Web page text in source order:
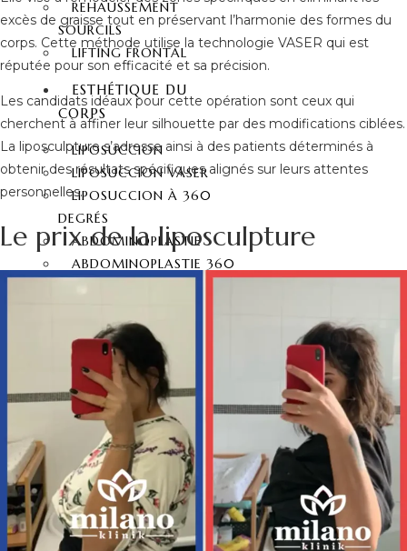
REHAUSSEMENT
SOURCILS
LIFTING FRONTAL
ESTHÉTIQUE DU
CORPS
LIPOSUCCION
LIPOSUCCION VASER
LIPOSUCCION À 360
DEGRÉS
ABDOMINOPLASTIE
ABDOMINOPLASTIE 360
SIX PACK CHIRURGIE
LIFTING DES BRAS
LIFTING DU COU
LIFTING DES CUISSES
LIFTING DU DOS
LIPOSUCCION VASER HI
DEF
HYMÉNOPLASTIE
LABIAPLASTIE
excès de graisse tout en préservant l’harmonie des formes du
corps. Cette méthode utilise la technologie VASER qui est
réputée pour son efficacité et sa précision.
Les candidats idéaux pour cette opération sont ceux qui
cherchent à affiner leur silhouette par des modifications ciblées.
La liposculpture s’adresse ainsi à des patients déterminés à
obtenir des résultats spécifiques alignés sur leurs attentes
personnelles.
Le prix de la liposculpture